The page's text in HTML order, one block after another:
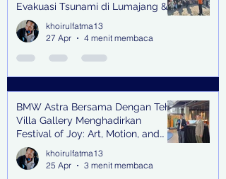
Evakuasi Tsunami di Lumajang &
Trenggalek
khoirulfatma13
27 Apr
4 menit membaca
BMW Astra Bersama Dengan Teh
Villa Gallery Menghadirkan
Festival of Joy: Art, Motion, and
Scent
khoirulfatma13
25 Apr
3 menit membaca